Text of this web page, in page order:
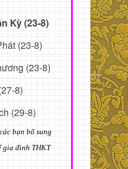
Kỳ (23-8)
(23-8)
(23-8)
8)
(29-8)
bạn bổ sung
gia đình THKT